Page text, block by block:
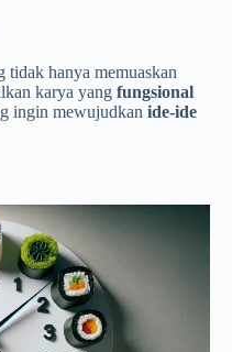
tidak hanya memuaskan
karya yang fungsional
ingin mewujudkan ide-ide